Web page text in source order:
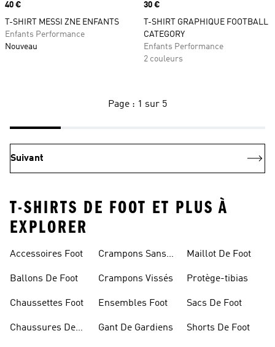
Prix
40 €
T-SHIRT MESSI ZNE ENFANTS
Enfants Performance
Nouveau
Prix
30 €
T-SHIRT GRAPHIQUE FOOTBALL
CATEGORY
Enfants Performance
2 couleurs
Page : 1 sur 5
Suivant
T-SHIRTS DE FOOT ET PLUS À
EXPLORER
Accessoires Foot
Ballons De Foot
Chaussettes Foot
Chaussures De
Crampons Sans
Crampons Vissés
Ensembles Foot
Gant De Gardiens
Maillot De Foot
Protège-tibias
Sacs De Foot
Shorts De Foot